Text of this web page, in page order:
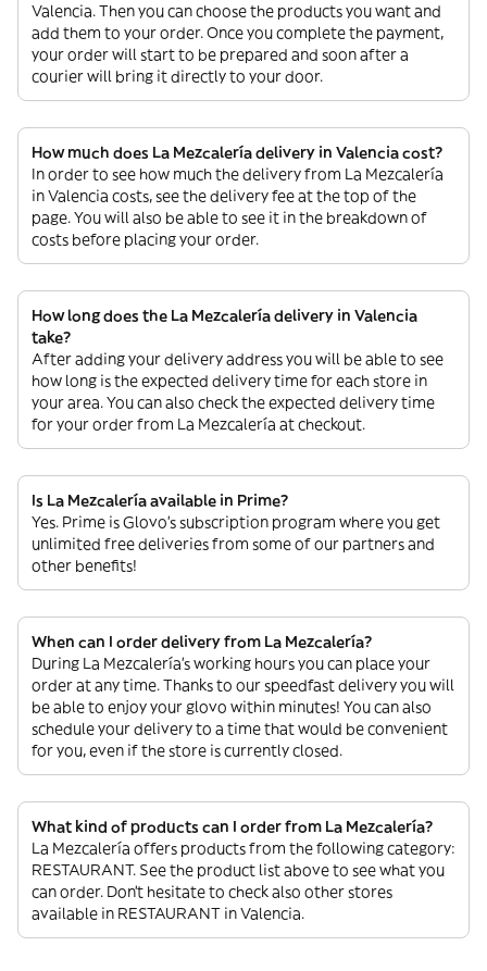
Valencia. Then you can choose the products you want and
add them to your order. Once you complete the payment,
your order will start to be prepared and soon after a
courier will bring it directly to your door.
How much does La Mezcalería delivery in Valencia cost?
In order to see how much the delivery from La Mezcalería
in Valencia costs, see the delivery fee at the top of the
page. You will also be able to see it in the breakdown of
costs before placing your order.
How long does the La Mezcalería delivery in Valencia
take?
After adding your delivery address you will be able to see
how long is the expected delivery time for each store in
your area. You can also check the expected delivery time
for your order from La Mezcalería at checkout.
Is La Mezcalería available in Prime?
Yes. Prime is Glovo’s subscription program where you get
unlimited free deliveries from some of our partners and
other benefits!
When can I order delivery from La Mezcalería?
During La Mezcalería’s working hours you can place your
order at any time. Thanks to our speedfast delivery you will
be able to enjoy your glovo within minutes! You can also
schedule your delivery to a time that would be convenient
for you, even if the store is currently closed.
What kind of products can I order from La Mezcalería?
La Mezcalería offers products from the following category:
RESTAURANT. See the product list above to see what you
can order. Don’t hesitate to check also other stores
available in RESTAURANT in Valencia.